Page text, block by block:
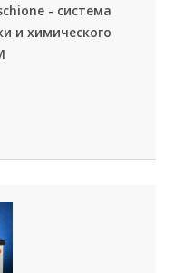
- система
и химического